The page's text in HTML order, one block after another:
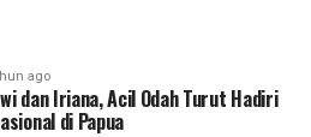
ago
dan Iriana, Acil Odah Turut Hadiri
di Papua